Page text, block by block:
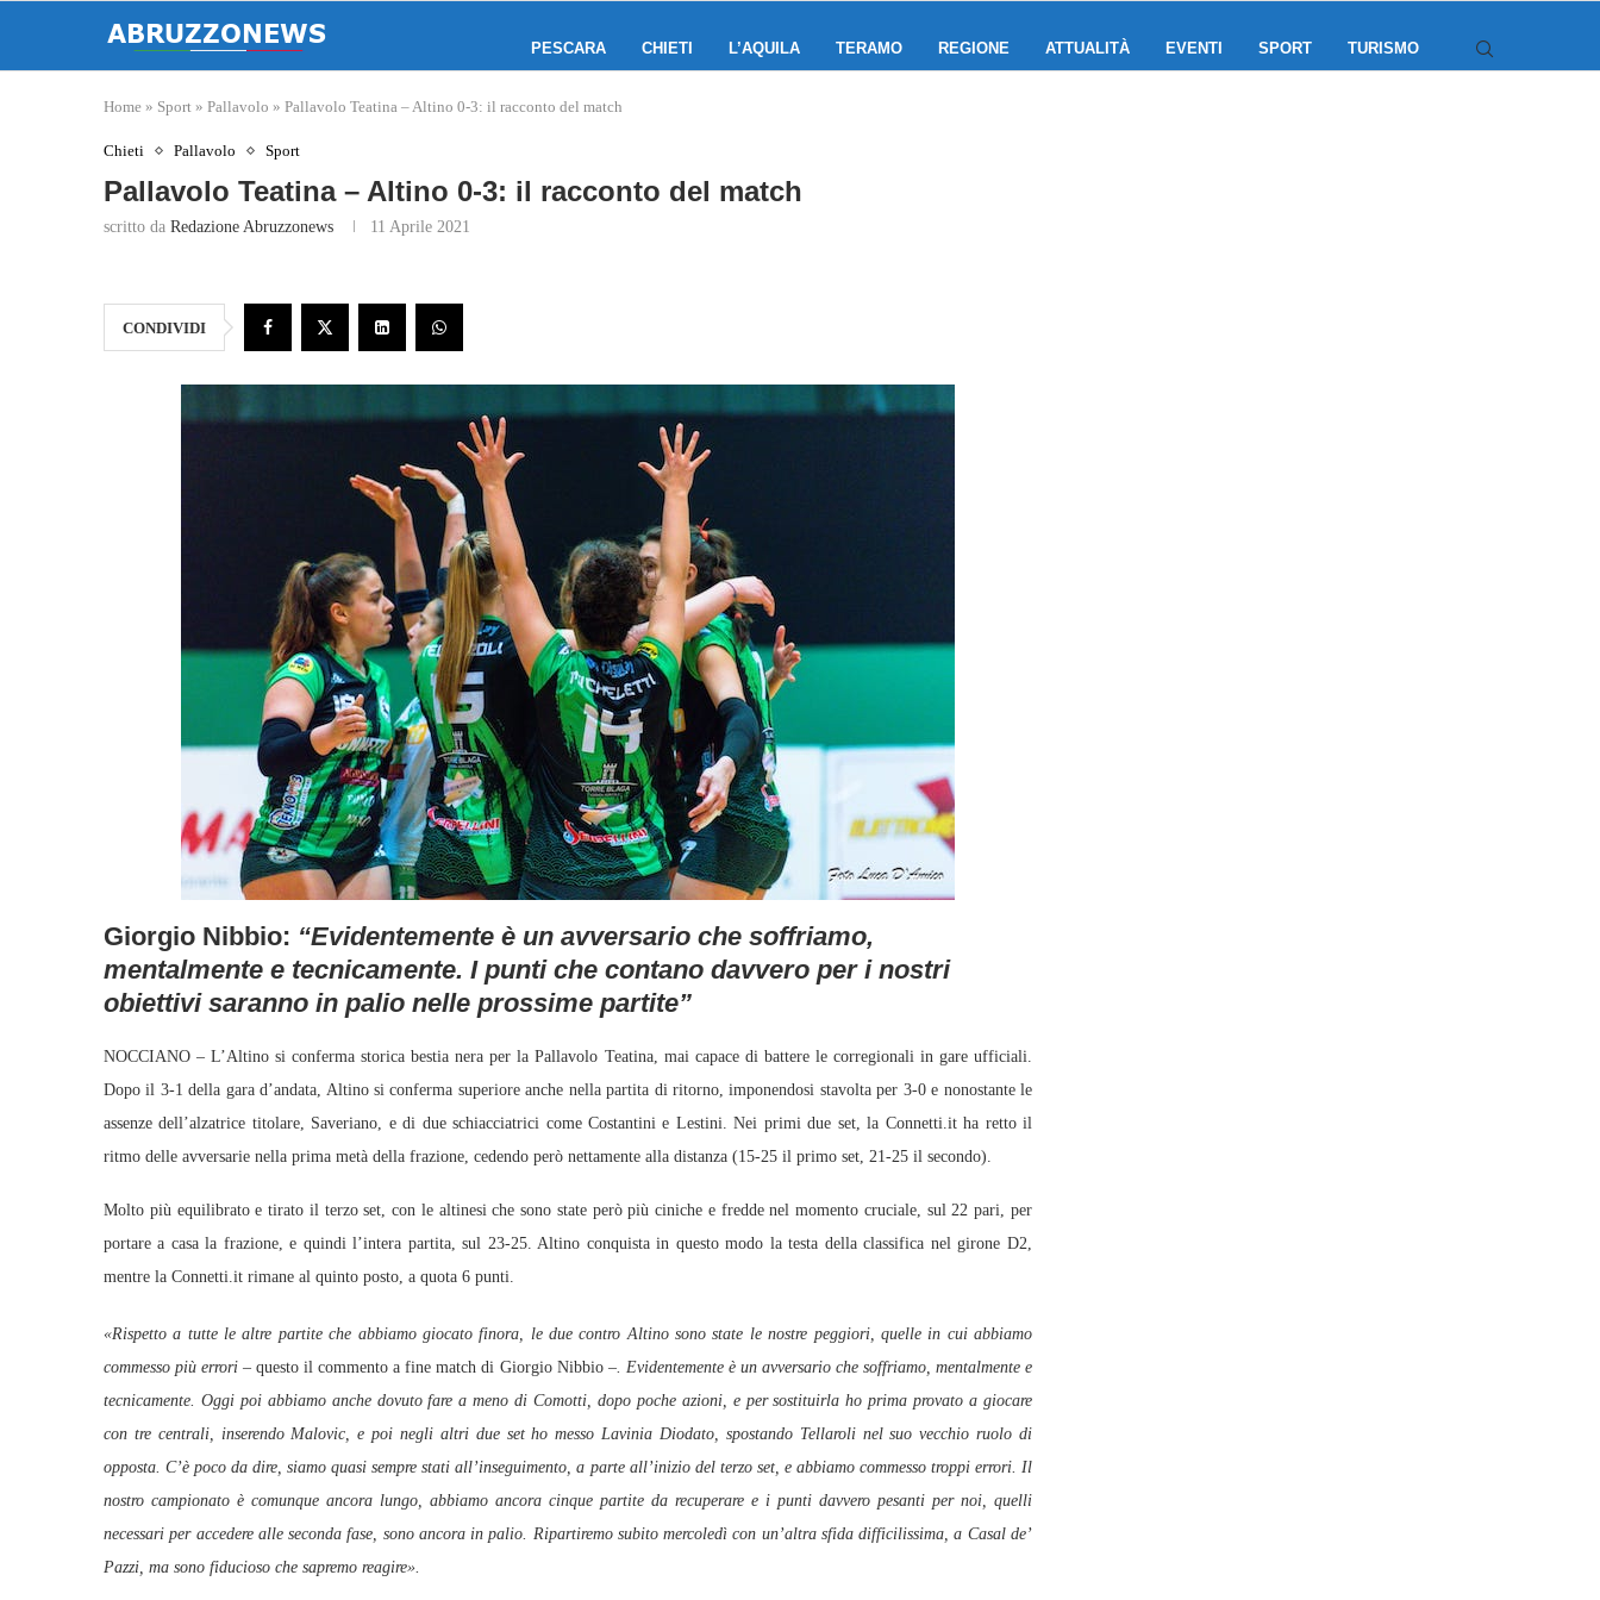
PESCARA CHIETI L’AQUILA TERAMO REGIONE ATTUALITÀ EVENTI SPORT TURISMO
Home » Sport » Pallavolo » Pallavolo Teatina – Altino 0-3: il racconto del match
Chieti Pallavolo Sport
Pallavolo Teatina – Altino 0-3: il racconto del match
scritto da Redazione Abruzzonews 11 Aprile 2021
CONDIVIDI
Giorgio Nibbio: “Evidentemente è un avversario che soffriamo,
mentalmente e tecnicamente. I punti che contano davvero per i nostri
obiettivi saranno in palio nelle prossime partite”
NOCCIANO – L’Altino si conferma storica bestia nera per la Pallavolo Teatina, mai capace di battere le corregionali in gare ufficiali.
Dopo il 3-1 della gara d’andata, Altino si conferma superiore anche nella partita di ritorno, imponendosi stavolta per 3-0 e nonostante le
assenze dell’alzatrice titolare, Saveriano, e di due schiacciatrici come Costantini e Lestini. Nei primi due set, la Connetti.it ha retto il
ritmo delle avversarie nella prima metà della frazione, cedendo però nettamente alla distanza (15-25 il primo set, 21-25 il secondo).
Molto più equilibrato e tirato il terzo set, con le altinesi che sono state però più ciniche e fredde nel momento cruciale, sul 22 pari, per
portare a casa la frazione, e quindi l’intera partita, sul 23-25. Altino conquista in questo modo la testa della classifica nel girone D2,
mentre la Connetti.it rimane al quinto posto, a quota 6 punti.
«Rispetto a tutte le altre partite che abbiamo giocato finora, le due contro Altino sono state le nostre peggiori, quelle in cui abbiamo
commesso più errori –questo il commento a fine match di Giorgio Nibbio–. Evidentemente è un avversario che soffriamo, mentalmente e
tecnicamente. Oggi poi abbiamo anche dovuto fare a meno di Comotti, dopo poche azioni, e per sostituirla ho prima provato a giocare
con tre centrali, inserendo Malovic, e poi negli altri due set ho messo Lavinia Diodato, spostando Tellaroli nel suo vecchio ruolo di
opposta. C’è poco da dire, siamo quasi sempre stati all’inseguimento, a parte all’inizio del terzo set, e abbiamo commesso troppi errori. Il
nostro campionato è comunque ancora lungo, abbiamo ancora cinque partite da recuperare e i punti davvero pesanti per noi, quelli
necessari per accedere alle seconda fase, sono ancora in palio. Ripartiremo subito mercoledì con un’altra sfida difficilissima, a Casal de’
Pazzi, ma sono fiducioso che sapremo reagire».